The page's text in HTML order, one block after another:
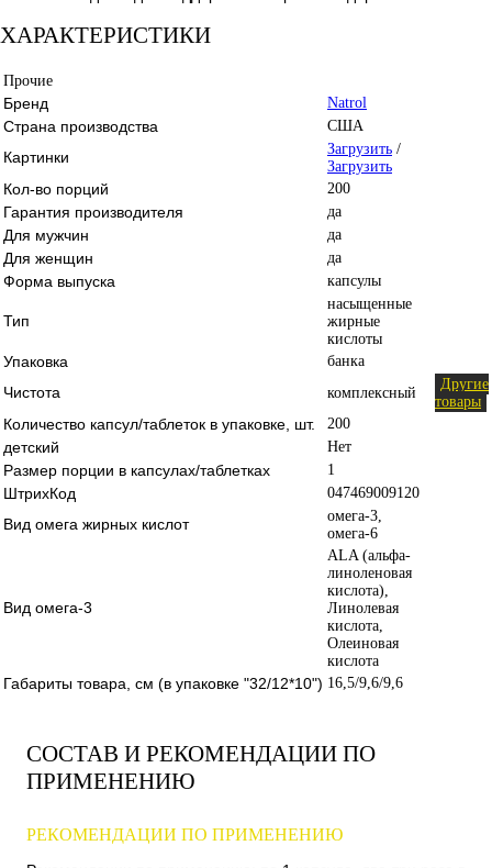
ХАРАКТЕРИСТИКИ
Прочие
Бренд Natrol
Страна производства США
Картинки Загрузить /
Загрузить
Кол-во порций 200
Гарантия производителя да
Для мужчин да
Для женщин да
Форма выпуска капсулы
Тип
насыщенные
жирные
кислоты
Упаковка банка
Чистота комплексный
Другие
товары
Количество капсул/таблеток в упаковке, шт. 200
детский Нет
Размер порции в капсулах/таблетках 1
ШтрихКод 047469009120
Вид омега жирных кислот
омега-3,
омега-6
Вид омега-3
ALA (альфа-
линоленовая
кислота),
Линолевая
кислота,
Олеиновая
кислота
Габариты товара, см (в упаковке "32/12*10") 16,5/9,6/9,6
СОСТАВ И РЕКОМЕНДАЦИИ ПО
ПРИМЕНЕНИЮ
РЕКОМЕНДАЦИИ ПО ПРИМЕНЕНИЮ